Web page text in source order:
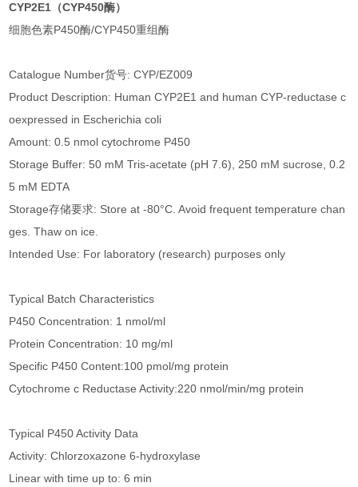
CYP2E1（CYP450酶）
细胞色素P450酶/CYP450重组酶
Catalogue Number货号: CYP/EZ009
Product Description: Human CYP2E1 and human CYP-reductase c
oexpressed in Escherichia coli
Amount: 0.5 nmol cytochrome P450
Storage Buffer: 50 mM Tris-acetate (pH 7.6), 250 mM sucrose, 0.2
5 mM EDTA
Storage存储要求: Store at -80°C. Avoid frequent temperature chan
ges. Thaw on ice.
Intended Use: For laboratory (research) purposes only
Typical Batch Characteristics
P450 Concentration: 1 nmol/ml
Protein Concentration: 10 mg/ml
Specific P450 Content:100 pmol/mg protein
Cytochrome c Reductase Activity:220 nmol/min/mg protein
Typical P450 Activity Data
Activity: Chlorzoxazone 6-hydroxylase
Linear with time up to: 6 min